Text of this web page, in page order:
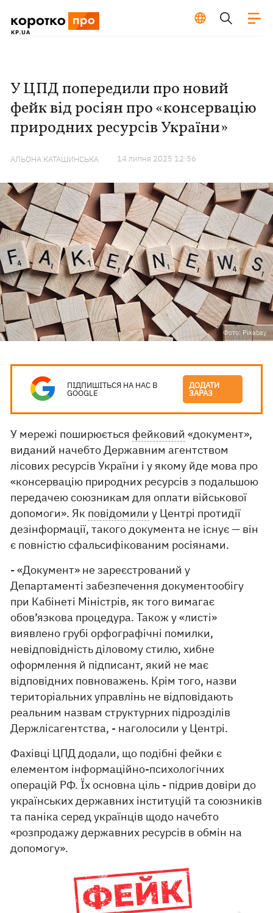
У ЦПД попередили про новий
фейк від росіян про «консервацію
природних ресурсів України»
АЛЬОНА КАТАШИНСЬКА 14 липня 2025 12:56
Фото: Pixabay
ПІДПИШІТЬСЯ НА НАС В
GOOGLE
ДОДАТИ
ЗАРАЗ
У мережі поширюється фейковий «документ»,
виданий начебто Державним агентством
лісових ресурсів України і у якому йде мова про
«консервацію природних ресурсів з подальшою
передачею союзникам для оплати військової
допомоги». Як повідомили у Центрі протидії
дезінформації, такого документа не існує — він
є повністю сфальсифікованим росіянами.
- «Документ» не зареєстрований у
Департаменті забезпечення документообігу
при Кабінеті Міністрів, як того вимагає
обов’язкова процедура. Також у «листі»
виявлено грубі орфографічні помилки,
невідповідність діловому стилю, хибне
оформлення й підписант, який не має
відповідних повноважень. Крім того, назви
територіальних управлінь не відповідають
реальним назвам структурних підрозділів
Держлісагентства, - наголосили у Центрі.
Фахівці ЦПД додали, що подібні фейки є
елементом інформаційно-психологічних
операцій РФ. Їх основна ціль - підрив довіри до
українських державних інституцій та союзників
та паніка серед українців щодо начебто
«розпродажу державних ресурсів в обмін на
допомогу».